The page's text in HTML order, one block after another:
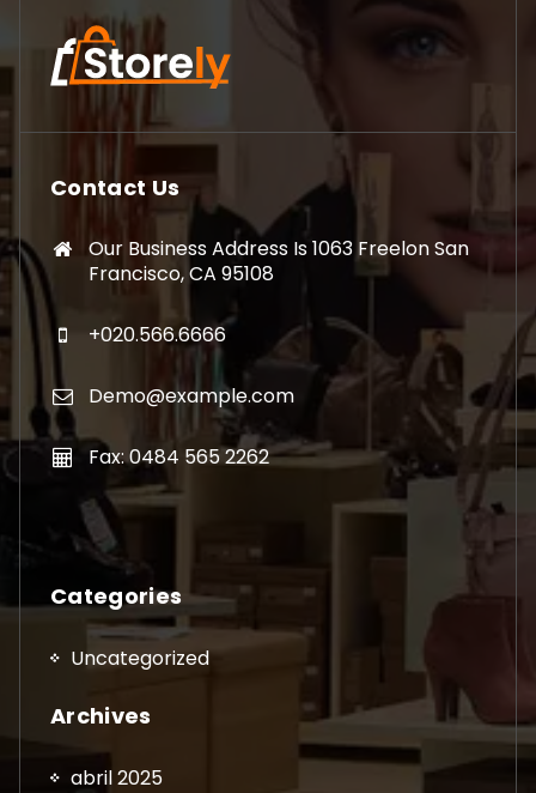
Contact Us
Our Business Address Is 1063 Freelon San
Francisco, CA 95108
+020.566.6666
Demo@example.com
Fax: 0484 565 2262
Categories
Uncategorized
Archives
abril 2025